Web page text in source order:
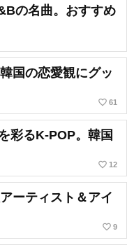
の名曲。おすすめ
国の恋愛観にグッ
favorite_border 61
彩るK-POP。韓国
favorite_border 12
ーティスト＆アイ
favorite_border 9